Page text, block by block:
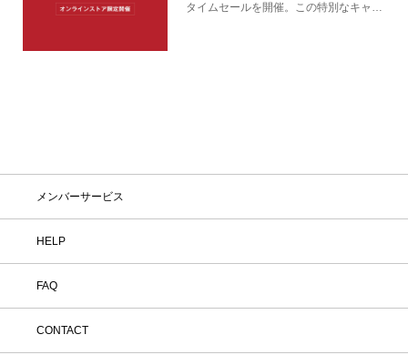
タイムセールを開催。この特別なキャン
メンバーサービス
HELP
FAQ
CONTACT